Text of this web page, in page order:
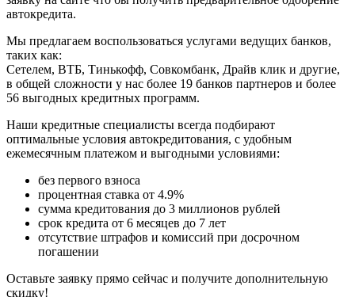
автокредита.
Мы предлагаем воспользоваться услугами ведущих банков,
таких как:
Сетелем, ВТБ, Тинькофф, Совкомбанк, Драйв клик и другие,
в общей сложности у нас более 19 банков партнеров и более
56 выгодных кредитных программ.
Наши кредитные специалисты всегда подбирают
оптимальные условия автокредитования, с удобным
ежемесячным платежом и выгодными условиями:
без первого взноса
процентная ставка от 4.9%
сумма кредитования до 3 миллионов рублей
срок кредита от 6 месяцев до 7 лет
отсутствие штрафов и комиссий при досрочном
погашении
Оставьте заявку прямо сейчас и получите дополнительную
скидку!